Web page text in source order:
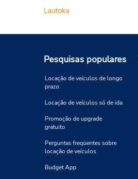
Lautoka
Pesquisas populares
Locação de veículos de longo
prazo
Locação de veículos só de ida
Promoção de upgrade
gratuito
Perguntas freqüentes sobre
locação de veículos
Budget App